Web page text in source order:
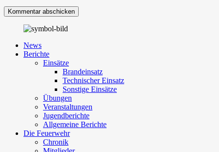
News
Berichte
Einsätze
Brandeinsatz
Technischer Einsatz
Sonstige Einsätze
Übungen
Veranstaltungen
Jugendberichte
Allgemeine Berichte
Die Feuerwehr
Chronik